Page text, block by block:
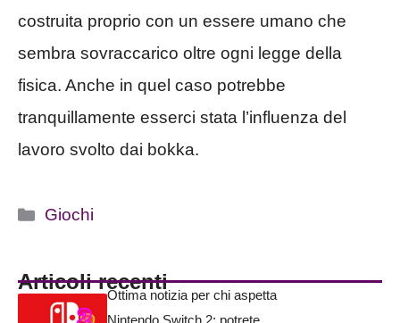
costruita proprio con un essere umano che
sembra sovraccarico oltre ogni legge della
fisica. Anche in quel caso potrebbe
tranquillamente esserci stata l’influenza del
lavoro svolto dai bokka.
Categorie
Giochi
Articoli recenti
Ottima notizia per chi aspetta